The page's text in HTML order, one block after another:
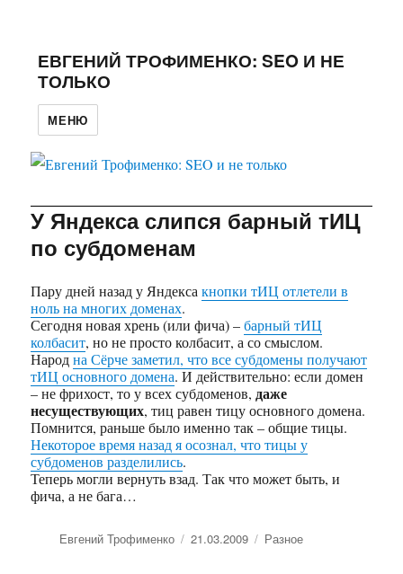
ЕВГЕНИЙ ТРОФИМЕНКО: SEO И НЕ
ТОЛЬКО
МЕНЮ
У Яндекса слипся барный тИЦ
по субдоменам
Пару дней назад у Яндексакнопки тИЦ отлетели в
ноль на многих доменах.
Сегодня новая хрень (или фича) –барный тИЦ
колбасит, но не просто колбасит, а со смыслом.
Народна Сёрче заметил, что все субдомены получают
тИЦ основного домена. И действительно: если домен
– не фрихост, то у всех субдоменов, даже
несуществующих, тиц равен тицу основного домена.
Помнится, раньше было именно так – общие тицы.
Некоторое время назад я осознал, что тицы у
субдоменов разделились.
Теперь могли вернуть взад. Так что может быть, и
фича, а не бага…
Автор
Евгений Трофименко Опубликовано
21.03.2009 Рубрики
Разное